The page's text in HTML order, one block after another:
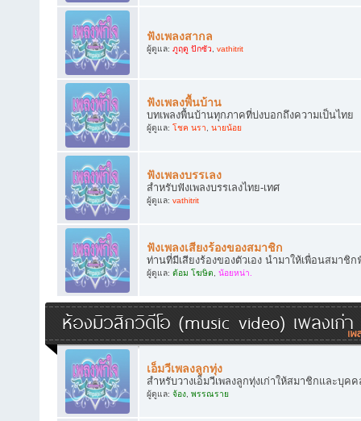
ฟังเพลงสากล
ผู้ดูแล: ภูฤดู ปักซัว, vathitrit
ฟังเพลงพื้นบ้าน
บทเพลงพื้นบ้านทุกภาคที่บ่งบอกถึงความเป็นไทย
ผู้ดูแล: โชค นรา, นายน้อย
ฟังเพลงบรรเลง
สำหรับฟังเพลงบรรเลงไทย-เทศ
ผู้ดูแล: vathitrit
ฟังเพลงเสียงร้องของสมาชิก
ท่านที่มีเสียงร้องของตัวเอง นำมาให้เพื่อนสมาชิ
ผู้ดูแล: ต้อม โฆษิต, น้อยหน่า.
ห้องมิวสิกวิดีโอ (music video) เพลงเก่า
เอ็มวีเพลงลูกทุ่ง
สำหรับวางเอ็มวีเพลงลูกทุ่งเก่าให้สมาชิกและบุค
ผู้ดูแล: จ้อง, พรรณราย